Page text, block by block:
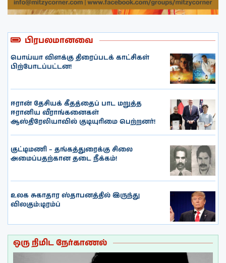
பிரபலமானவை
பொய்யா விளக்கு திரைப்படக் காட்சிகள்
பிற்போடப்பட்டன!
ஈரான் தேசியக் கீதத்தைப் பாட மறுத்த
ஈரானிய வீராங்கனைகள்
ஆஸ்திரேலியாவில் குடியுரிமை பெற்றனர்!
குட்டிமணி – தங்கத்துரைக்கு சிலை
அமைப்பதற்கான தடை நீக்கம்!
உலக சுகாதார ஸ்தாபனத்தில் இருந்து
விலகும்:டிரம்ப்
ஒரு நிமிட நேர்காணல்